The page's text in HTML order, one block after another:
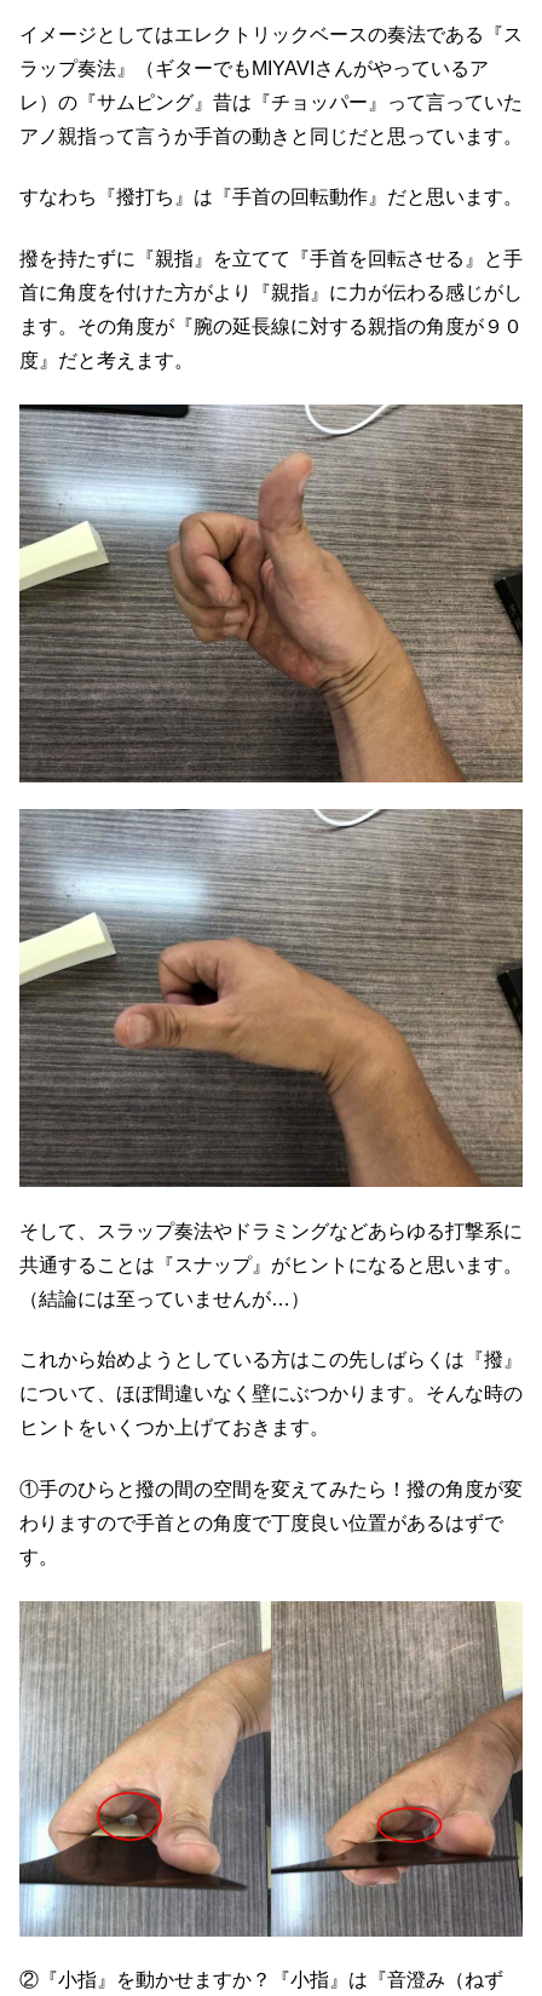
イメージとしてはエレクトリックベースの奏法である『ス
ラップ奏法』（ギターでもMIYAVIさんがやっているア
レ）の『サムピング』昔は『チョッパー』って言っていた
アノ親指って言うか手首の動きと同じだと思っています。
すなわち『撥打ち』は『手首の回転動作』だと思います。
撥を持たずに『親指』を立てて『手首を回転させる』と手
首に角度を付けた方がより『親指』に力が伝わる感じがし
ます。その角度が『腕の延長線に対する親指の角度が９０
度』だと考えます。
そして、スラップ奏法やドラミングなどあらゆる打撃系に
共通することは『スナップ』がヒントになると思います。
（結論には至っていませんが…）
これから始めようとしている方はこの先しばらくは『撥』
について、ほぼ間違いなく壁にぶつかります。そんな時の
ヒントをいくつか上げておきます。
①手のひらと撥の間の空間を変えてみたら！撥の角度が変
わりますので手首との角度で丁度良い位置があるはずで
す。
②『小指』を動かせますか？『小指』は『音澄み（ねず